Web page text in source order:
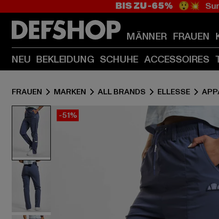
BIS ZU -65% 😲💥
MÄNNER FRAUEN
NEU BEKLEIDUNG SCHUHE ACCESSOIRES
FRAUEN MARKEN ALL BRANDS ELLESSE
-51%